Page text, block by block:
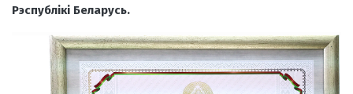
Рэспублікі Беларусь.